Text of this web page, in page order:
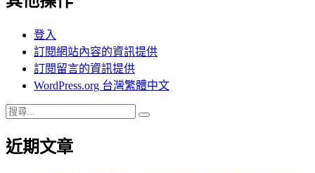
登入
訂閱網站內容的資訊提供
訂閱留言的資訊提供
WordPress.org 台灣繁體中文
搜
關
近期文章